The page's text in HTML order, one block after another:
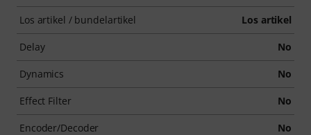
Los artikel / bundelartikel Los artikel
Delay No
Dynamics No
Effect Filter No
Encoder/Decoder No